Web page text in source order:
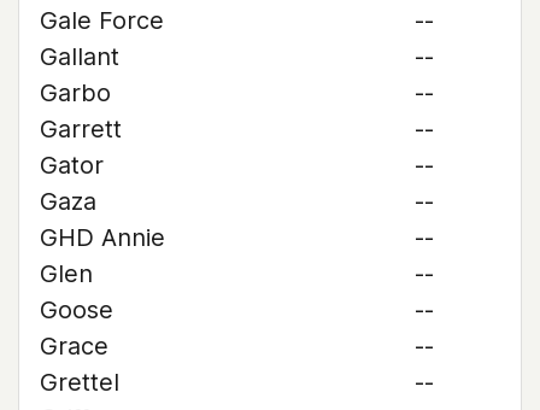
Gale Force
--
Gallant
--
Garbo
--
Garrett
--
Gator
--
Gaza
--
GHD Annie
--
Glen
--
Goose
--
Grace
--
Grettel
--